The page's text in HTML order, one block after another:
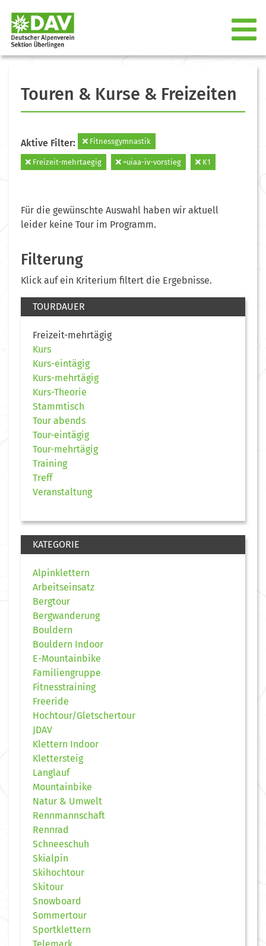
Touren & Kurse & Freizeiten
Aktive Filter: Fitnessgymnastik
Freizeit-mehrtaegig =uiaa-iv-vorstieg K1
Für die gewünschte Auswahl haben wir aktuell
leider keine Tour im Programm.
Filterung
Klick auf ein Kriterium filtert die Ergebnisse.
TOURDAUER
Freizeit-mehrtägig
Kurs
Kurs-eintägig
Kurs-mehrtägig
Kurs-Theorie
Stammtisch
Tour abends
Tour-eintägig
Tour-mehrtägig
Training
Treff
Veranstaltung
KATEGORIE
Alpinklettern
Arbeitseinsatz
Bergtour
Bergwanderung
Bouldern
Bouldern Indoor
E-Mountainbike
Familiengruppe
Fitnesstraining
Freeride
Hochtour/Gletschertour
JDAV
Klettern Indoor
Klettersteig
Langlauf
Mountainbike
Natur & Umwelt
Rennmannschaft
Rennrad
Schneeschuh
Skialpin
Skihochtour
Skitour
Snowboard
Sommertour
Sportklettern
Telemark